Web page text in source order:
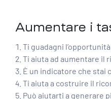
Aumentare i
Ti guadagni
Ti aiuta ad aumentare il
È un indicatore che stai
Ti aiuta a costruire il
Può aiutarti a generare